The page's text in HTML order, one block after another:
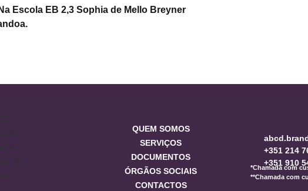
Escola EB 2,3 Sophia de Mello Breyner
QUEM SOMOS
SERVIÇOS
DOCUMENTOS
ÓRGÃOS SOCIAIS
CONTACTOS
+351 214
+351 910
*Chamada com
**Chamada com